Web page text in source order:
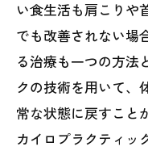
い食生活も肩こりや
でも改善されない場
る治療も一つの方法
クの技術を用いて、
常な状態に戻すこと
カイロプラクティッ